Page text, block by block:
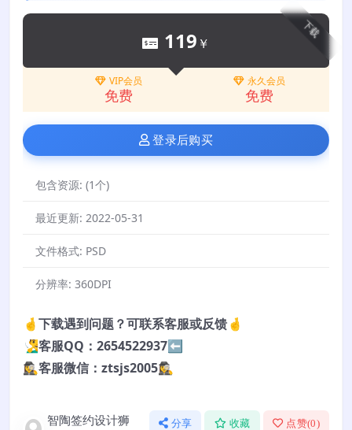
下载
119 ￥
VIP会员
免费
永久会员
免费
登录后购买
包含资源: (1个)
最近更新: 2022-05-31
文件格式: PSD
分辨率: 360DPI
🤞下载遇到问题？可联系客服或反馈🤞
🧏‍♂️客服QQ：2654522937⬅️
🕵️‍♀️客服微信：ztsjs2005🕵️‍♀️
智陶签约设计狮
分享 收藏 点赞(0)